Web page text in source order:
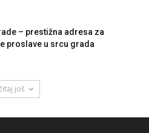
– prestižna adresa za
proslave u srcu grada
još